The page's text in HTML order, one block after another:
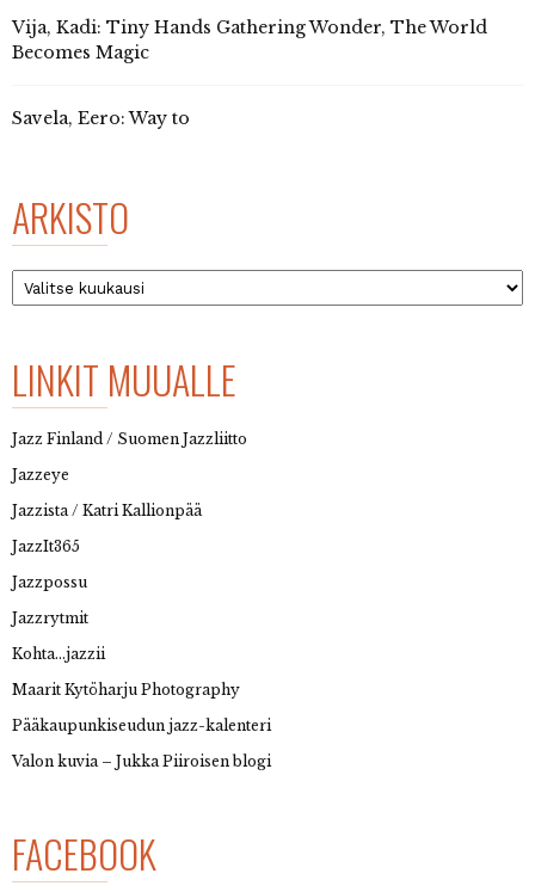
Vija, Kadi: Tiny Hands Gathering Wonder, The World
Becomes Magic
Savela, Eero: Way to
ARKISTO
Arkisto
LINKIT MUUALLE
Jazz Finland / Suomen Jazzliitto
Jazzeye
Jazzista / Katri Kallionpää
JazzIt365
Jazzpossu
Jazzrytmit
Kohta…jazzii
Maarit Kytöharju Photography
Pääkaupunkiseudun jazz-kalenteri
Valon kuvia – Jukka Piiroisen blogi
FACEBOOK